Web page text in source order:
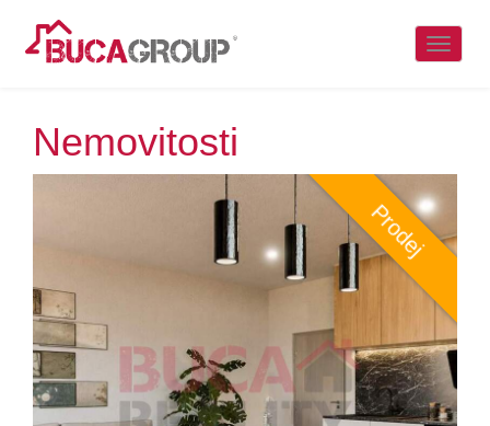
Nemovitosti
Prodej